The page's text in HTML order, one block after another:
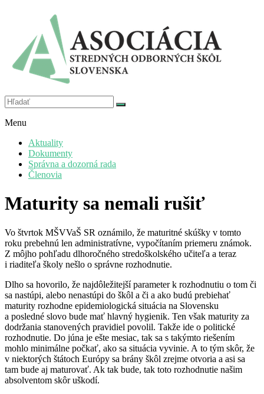
Asociácia
Stredných
odborných
škôl
Slovenska
hlas,
ktorý
počuť
Menu
Aktuality
Dokumenty
Správna a dozorná rada
Členovia
Maturity sa nemali rušiť
Vo štvrtok MŠVVaŠ SR oznámilo, že maturitné skúšky v tomto
roku prebehnú len administratívne, vypočítaním priemeru známok.
Z môjho pohľadu dlhoročného stredoškolského učiteľa a teraz
i riaditeľa školy nešlo o správne rozhodnutie.
Dlho sa hovorilo, že najdôležitejší parameter k rozhodnutiu o tom či
sa nastúpi, alebo nenastúpi do škôl a či a ako budú prebiehať
maturity rozhodne epidemiologická situácia na Slovensku
a posledné slovo bude mať hlavný hygienik. Ten však maturity za
dodržania stanovených pravidiel povolil. Takže ide o politické
rozhodnutie. Do júna je ešte mesiac, tak sa s takýmto riešením
mohlo minimálne počkať, ako sa situácia vyvinie. A to tým skôr, že
v niektorých štátoch Európy sa brány škôl zrejme otvoria a asi sa
tam bude aj maturovať. Ak tak bude, tak toto rozhodnutie našim
absolventom skôr uškodí.